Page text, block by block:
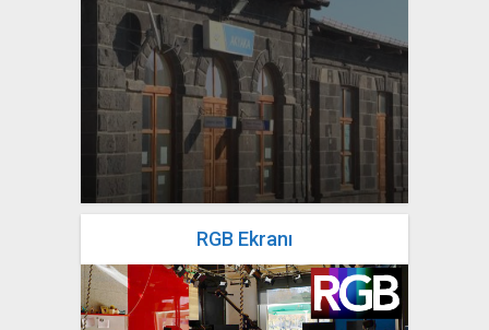
yazan
Bahri Ak
RGB Ekranı